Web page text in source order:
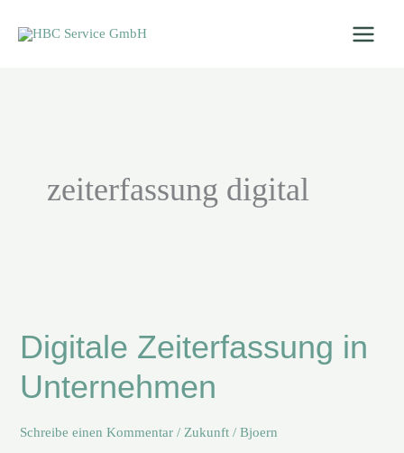
Inhalt
zeiterfassung digital
Digitale Zeiterfassung in
Unternehmen
Schreibe einen Kommentar / Zukunft /Bjoern
in
Unternehmen